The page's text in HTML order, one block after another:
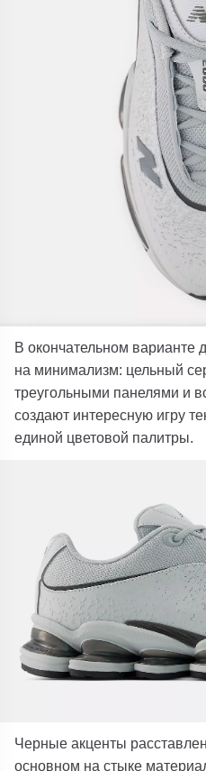
В окончательном варианте
на минимализм: цельный
треугольными панелями и
создают интересную игру
единой цветовой палитры.
Черные акценты
основном на стыке